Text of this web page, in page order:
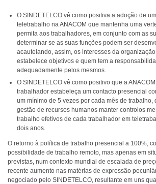
O SINDETELCO vê como positiva a adoção de
teletrabalho na ANACOM que mantenha uma
permita aos trabalhadores, em conjunto com as
determinar se as suas funções podem ser
acautelando, assim, os interesses da
estabelece objetivos e quem tem a
adequadamente pelos mesmos.
O SINDETELCO vê como positivo que a
trabalhador estabeleça um contacto presencial
um mínimo de 5 vezes por cada mês de trabalho,
gestão de recursos humanos manter controlos
trabalho efetivos de cada trabalhador em
dois anos.
O retorno à política de trabalho presencial a 100%,
possibilidade de trabalho remoto, mas apenas em
previstas, num contexto mundial de escalada de
recente aumento nas matérias de expressão
negociado pelo SINDETELCO, resultante em uns